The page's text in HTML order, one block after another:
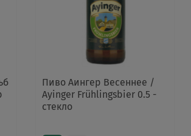
Пиво Аингер Весеннее /
Ayinger Frühlingsbier 0.5 -
стекло